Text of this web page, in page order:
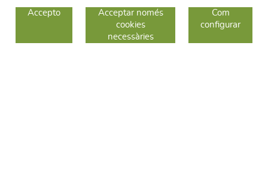
Accepto
Acceptar només
cookies
necessàries
Com
configurar